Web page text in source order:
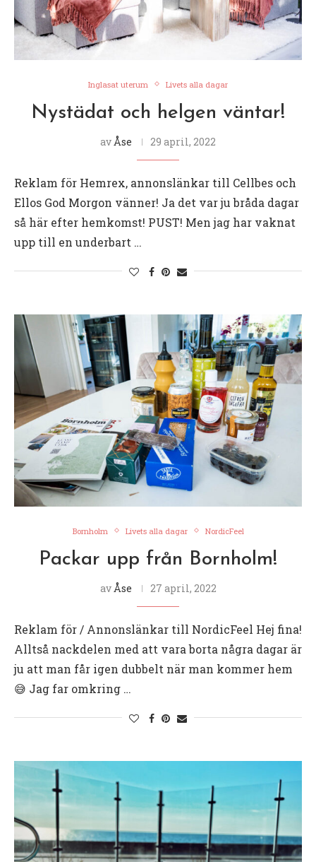
Inglasat uterum Livets alla dagar
Nystädat och helgen väntar!
av Åse 29 april, 2022
Reklam för Hemrex, annonslänkar till Cellbes och
Ellos God Morgon vänner! Ja det var ju bråda dagar
så här efter hemkomst! PUST! Men jag har vaknat
upp till en underbart …
Bornholm Livets alla dagar NordicFeel
Packar upp från Bornholm!
av Åse 27 april, 2022
Reklam för / Annonslänkar till NordicFeel Hej fina!
Alltså nackdelen med att vara borta några dagar är
ju att man får igen dubbelt när man kommer hem
😅 Jag far omkring …